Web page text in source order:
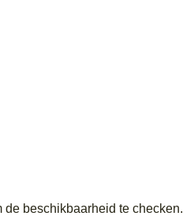
de beschikbaarheid te checken.